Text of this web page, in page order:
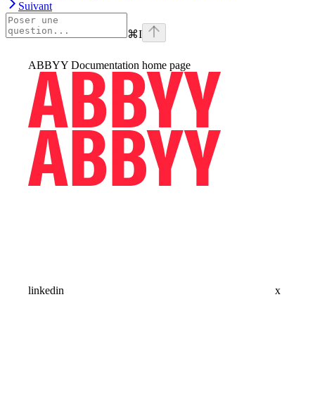
Suivant
⌘I
ABBYY Documentation home page
linkedin x